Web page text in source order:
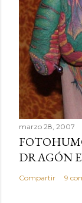
marzo 28, 2007
DRAGÓN
Compartir 9